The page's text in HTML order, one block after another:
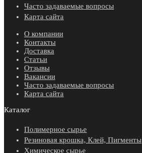
Часто задаваемые вопросы
Карта сайта
О компании
Контакты
Доставка
Статьи
Отзывы
Вакансии
Часто задаваемые вопросы
Карта сайта
Каталог
Полимерное сырье
Резиновая крошка, Клей, Пигменты
Химическое сырье